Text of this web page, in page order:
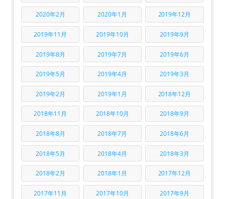
2020年2月 2020年1月 2019年12月
2019年11月 2019年10月 2019年9月
2019年8月 2019年7月 2019年6月
2019年5月 2019年4月 2019年3月
2019年2月 2019年1月 2018年12月
2018年11月 2018年10月 2018年9月
2018年8月 2018年7月 2018年6月
2018年5月 2018年4月 2018年3月
2018年2月 2018年1月 2017年12月
2017年11月 2017年10月 2017年9月